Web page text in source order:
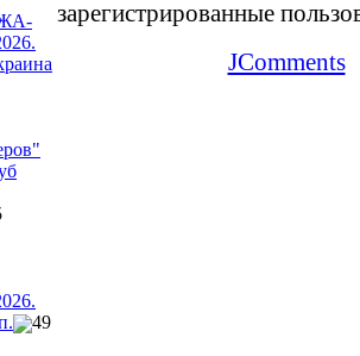
49
зарегистрированные
JComments